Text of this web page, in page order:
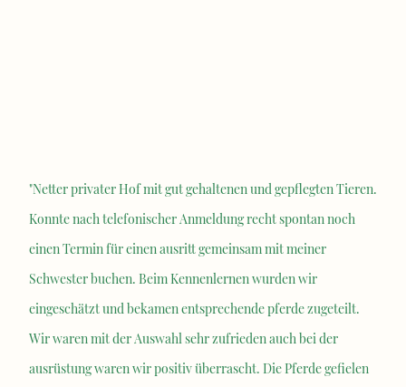
"Netter privater Hof mit gut gehaltenen und gepflegten Tieren.
Konnte nach telefonischer Anmeldung recht spontan noch
einen Termin für einen ausritt gemeinsam mit meiner
Schwester buchen. Beim Kennenlernen wurden wir
eingeschätzt und bekamen entsprechende pferde zugeteilt.
Wir waren mit der Auswahl sehr zufrieden auch bei der
ausrüstung waren wir positiv überrascht. Die Pferde gefielen